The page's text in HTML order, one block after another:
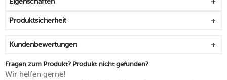
backofen-, mikrowellen- und gefrierfachgeeignet
spülmaschinengeeignet
Produktsicherheit
Kundenbewertungen
Fragen zum Produkt? Produkt nicht gefunden?
Wir helfen gerne!